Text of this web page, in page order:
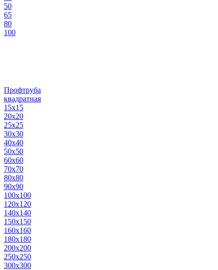
50
65
80
100
Профтруба
квадратная
15х15
20х20
25х25
30х30
40х40
50х50
60х60
70х70
80х80
90х90
100х100
120х120
140х140
150х150
160х160
180х180
200х200
250х250
300х300